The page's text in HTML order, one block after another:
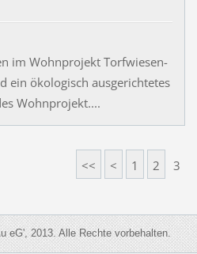
im Wohnprojekt Torfwiesen-
ein ökologisch ausgerichtetes
Wohnprojekt....
<< < 1 2 3
eG', 2013. Alle Rechte vorbehalten.